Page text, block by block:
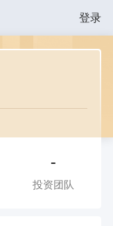
登录
-
投资团队